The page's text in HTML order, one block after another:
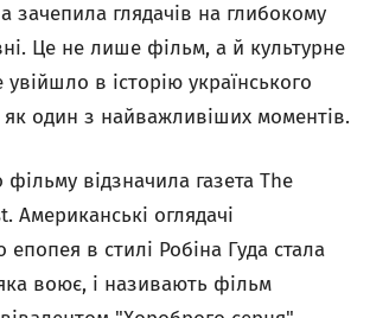
зачепила глядачів на глибокому
Це не лише фільм, а й культурне
в історію українського
як один з найважливіших моментів.
відзначила газета The
Американські оглядачі
в стилі Робіна Гуда стала
воює, і називають фільм